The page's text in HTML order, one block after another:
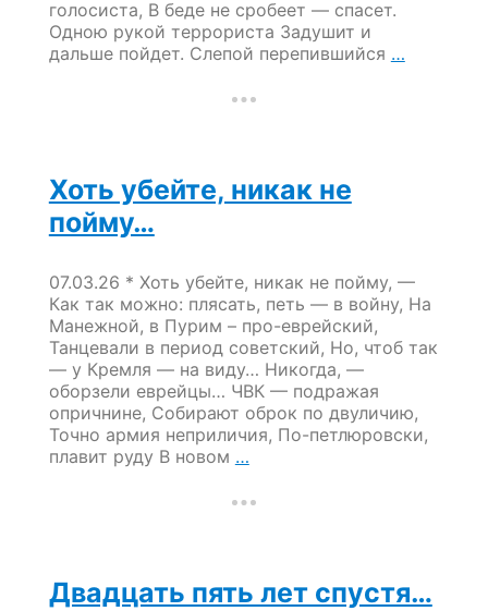
голосиста, В беде не сробеет — спасет.
Одною рукой террориста Задушит и
дальше пойдет. Слепой перепившийся …С
Хоть убейте, никак не
пойму…
07.03.26 * Хоть убейте, никак не пойму, —
Как так можно: плясать, петь — в войну, На
Манежной, в Пурим – про-еврейский,
Танцевали в период советский, Но, чтоб так
— у Кремля — на виду… Никогда, —
оборзели еврейцы… ЧВК — подражая
опричнине, Собирают оброк по двуличию,
Точно армия неприличия, По-петлюровски,
плавит руду В новом …Хоть
никак
Двадцать пять лет спустя…